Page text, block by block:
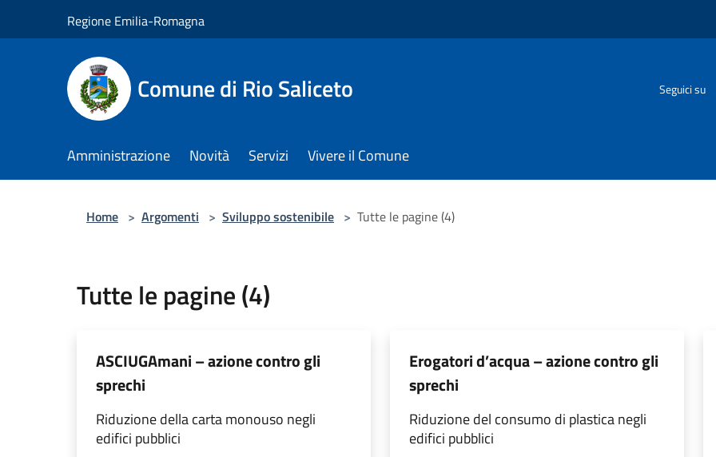
Regione Emilia-Romagna
Comune di Rio Saliceto Seguici su
Amministrazione Novità Servizi Vivere il Comune
Home > Argomenti > Sviluppo sostenibile > Tutte le pagine (4)
Tutte le pagine (4)
ASCIUGAmani – azione contro gli
sprechi
Riduzione della carta monouso negli
edifici pubblici
Erogatori d’acqua – azione contro gli
sprechi
Riduzione del consumo di plastica negli
edifici pubblici